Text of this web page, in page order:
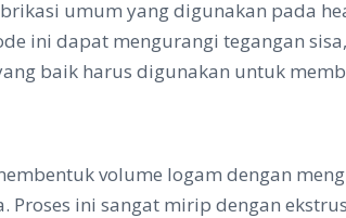
umum yang digunakan pada
ini dapat mengurangi tegangan
baik harus digunakan untuk
volume logam dengan
ini sangat mirip dengan